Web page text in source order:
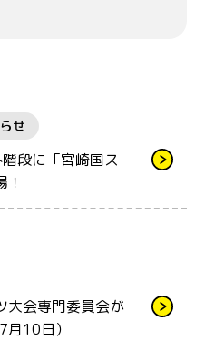
せ
階段に「宮崎国ス
大会専門委員会が
10日）